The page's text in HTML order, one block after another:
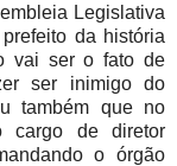
Legislativa
da história
vai ser o fato de
ser inimigo do
também que no
cargo de diretor
o órgão